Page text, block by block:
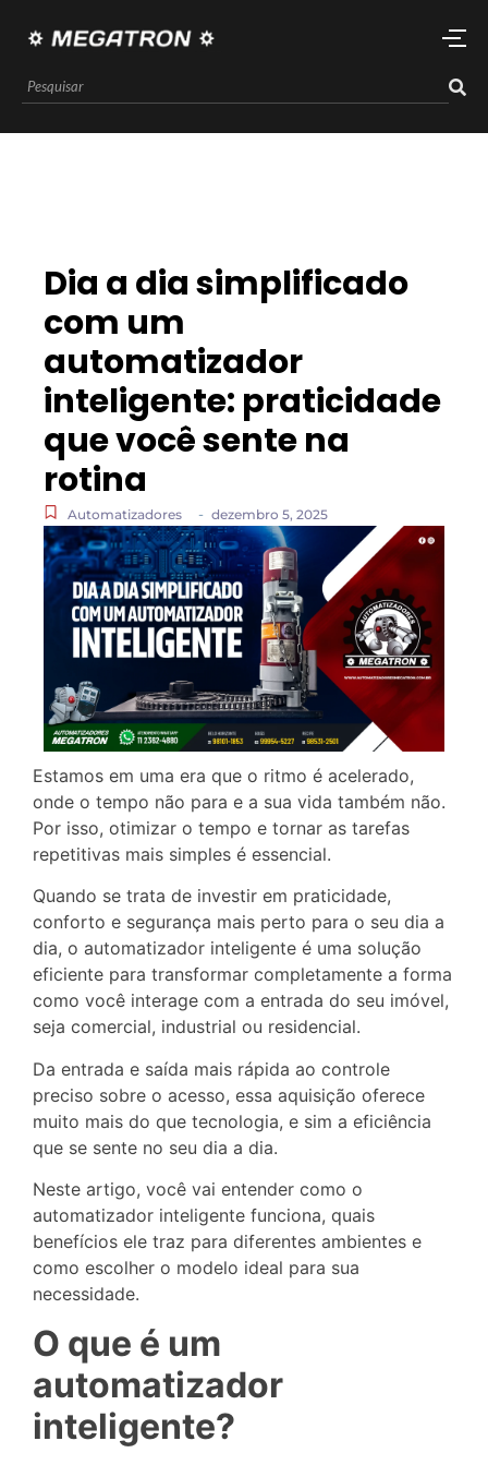
Dia a dia simplificado
com um
automatizador
inteligente: praticidade
que você sente na
rotina
Automatizadores - dezembro 5, 2025
Estamos em uma era que o ritmo é acelerado,
onde o tempo não para e a sua vida também não.
Por isso, otimizar o tempo e tornar as tarefas
repetitivas mais simples é essencial.
Quando se trata de investir em praticidade,
conforto e segurança mais perto para o seu dia a
dia, o automatizador inteligente é uma solução
eficiente para transformar completamente a forma
como você interage com a entrada do seu imóvel,
seja comercial, industrial ou residencial.
Da entrada e saída mais rápida ao controle
preciso sobre o acesso, essa aquisição oferece
muito mais do que tecnologia, e sim a eficiência
que se sente no seu dia a dia.
Neste artigo, você vai entender como o
automatizador inteligente funciona, quais
benefícios ele traz para diferentes ambientes e
como escolher o modelo ideal para sua
necessidade.
O que é um
automatizador
inteligente?